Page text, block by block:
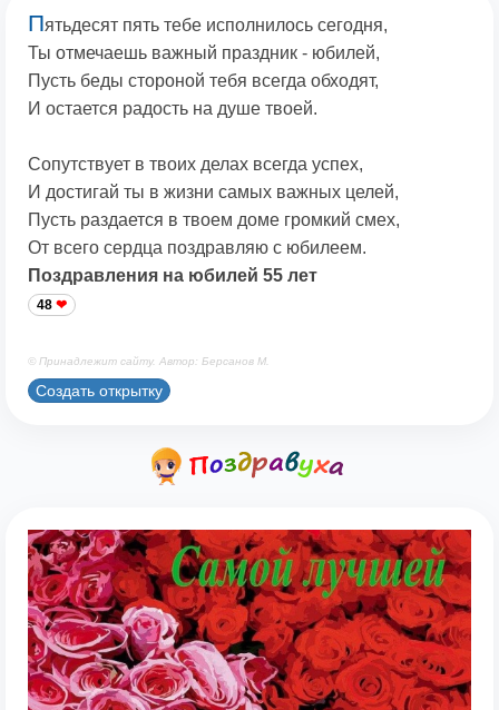
Пятьдесят пять тебе исполнилось сегодня,
Ты отмечаешь важный праздник - юбилей,
Пусть беды стороной тебя всегда обходят,
И остается радость на душе твоей.
Сопутствует в твоих делах всегда успех,
И достигай ты в жизни самых важных целей,
Пусть раздается в твоем доме громкий смех,
От всего сердца поздравляю с юбилеем.
Поздравления на юбилей 55 лет
48
© Принадлежит сайту. Автор: Берсанов М.
Создать открытку